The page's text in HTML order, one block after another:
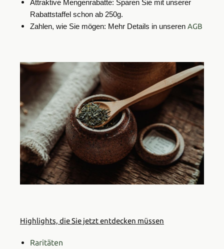
Attraktive Mengenrabatte: Sparen Sie mit unserer
Rabattstaffel schon ab 250g.
Zahlen, wie Sie mögen: Mehr Details in unseren AGB
Highlights, die Sie jetzt entdecken müssen
Raritäten